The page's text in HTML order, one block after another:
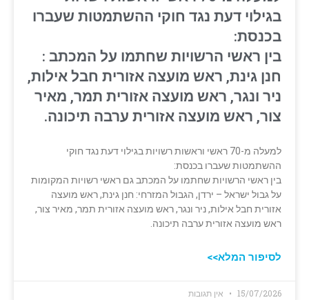
בגילוי דעת נגד חוקי ההשתמטות שעברו
בכנסת:
בין ראשי הרשויות שחתמו על המכתב :
חנן גינת, ראש מועצה אזורית חבל אילות,
ניר ונגר, ראש מועצה אזורית תמר, מאיר
צור, ראש מועצה אזורית ערבה תיכונה.
למעלה מ-70 ראשי וראשות רשויות בגילוי דעת נגד חוקי
ההשתמטות שעברו בכנסת:
בין ראשי הרשויות שחתמו על המכתב גם ראשי רשויות המקומות
על גבול ישראל – ירדן, הגבול המזרחי: חנן גינת, ראש מועצה
אזורית חבל אילות, ניר ונגר, ראש מועצה אזורית תמר, מאיר צור,
ראש מועצה אזורית ערבה תיכונה.
לסיפור המלא>>
15/07/2026 אין תגובות